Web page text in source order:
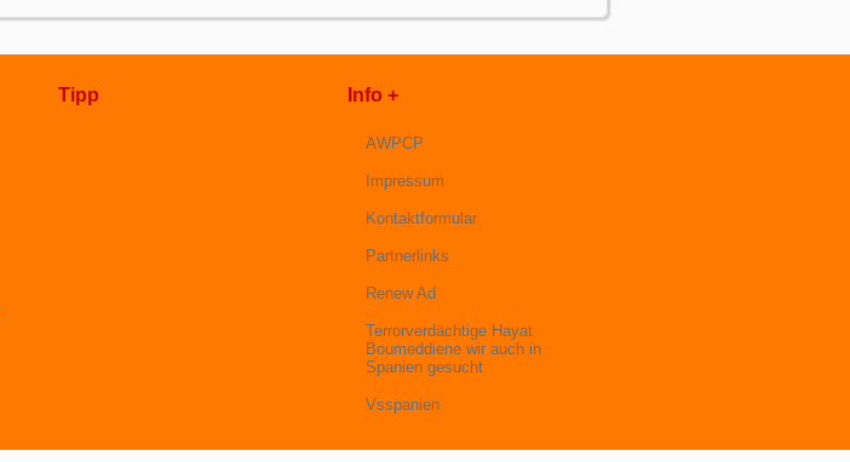
Tipp Info +
AWPCP
Impressum
Kontaktformular
Partnerlinks
Renew Ad
Terrorverdächtige Hayat
Boumeddiene wir auch in
Spanien gesucht
Vsspanien